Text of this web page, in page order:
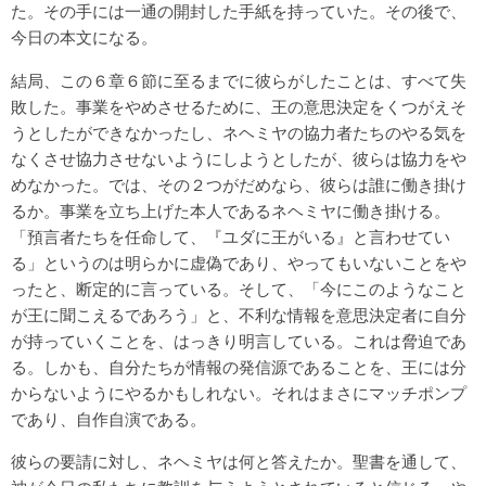
た。その手には一通の開封した手紙を持っていた。その後で、
今日の本文になる。
結局、この６章６節に至るまでに彼らがしたことは、すべて失
敗した。事業をやめさせるために、王の意思決定をくつがえそ
うとしたができなかったし、ネヘミヤの協力者たちのやる気を
なくさせ協力させないようにしようとしたが、彼らは協力をや
めなかった。では、その２つがだめなら、彼らは誰に働き掛け
るか。事業を立ち上げた本人であるネヘミヤに働き掛ける。
「預言者たちを任命して、『ユダに王がいる』と言わせてい
る」というのは明らかに虚偽であり、やってもいないことをや
ったと、断定的に言っている。そして、「今にこのようなこと
が王に聞こえるであろう」と、不利な情報を意思決定者に自分
が持っていくことを、はっきり明言している。これは脅迫であ
る。しかも、自分たちが情報の発信源であることを、王には分
からないようにやるかもしれない。それはまさにマッチポンプ
であり、自作自演である。
彼らの要請に対し、ネヘミヤは何と答えたか。聖書を通して、